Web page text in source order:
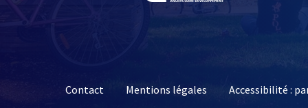
Contact Mentions légales Accessibilité :